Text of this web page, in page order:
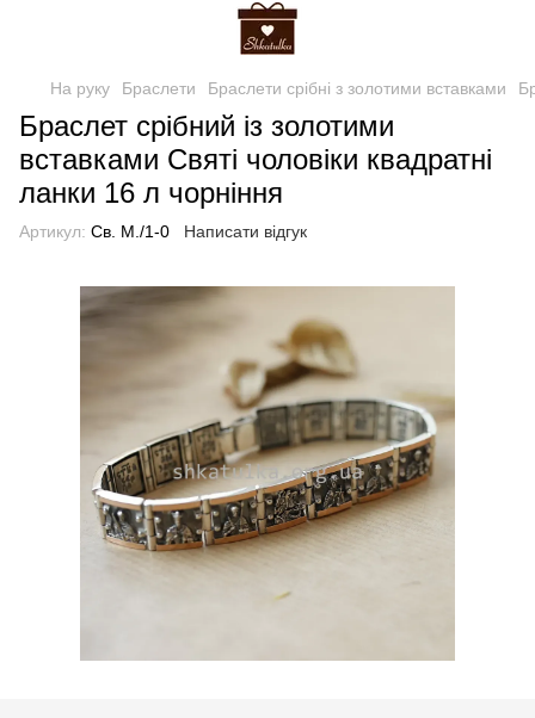
На руку Браслети Браслети срібні з золотими вставками
Браслет срібний із золотими
вставками Святі чоловіки квадратні
ланки 16 л чорніння
Артикул: Св. М./1-0 Написати відгук